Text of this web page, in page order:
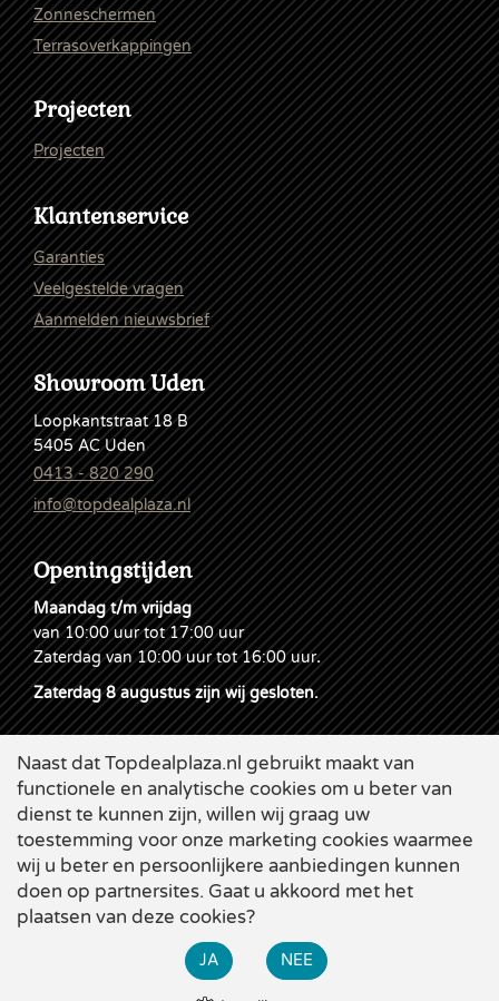
Bekijk alle zomer-acties bij Topdeal. Diverse grote kortingen
Zonneschermen
Terrasoverkappingen
Projecten
Projecten
Klantenservice
Garanties
Veelgestelde vragen
Aanmelden nieuwsbrief
Showroom Uden
Loopkantstraat 18 B
5405 AC Uden
0413 - 820 290
info@topdealplaza.nl
Openingstijden
Maandag t/m vrijdag
van 10:00 uur tot 17:00 uur
Zaterdag van 10:00 uur tot 16:00 uur.
Zaterdag 8 augustus zijn wij gesloten.
Cookies|Leveringsvoorwaarden
Webdesign
Applepie
Naast dat Topdealplaza.nl gebruikt maakt van
functionele en analytische cookies om u beter van
dienst te kunnen zijn, willen wij graag uw
toestemming voor onze marketing cookies waarmee
wij u beter en persoonlijkere aanbiedingen kunnen
doen op partnersites. Gaat u akkoord met het
plaatsen van deze cookies?
JA NEE